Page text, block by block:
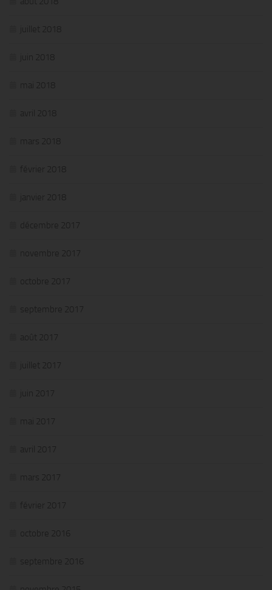
juillet 2018
juin 2018
mai 2018
avril 2018
mars 2018
février 2018
janvier 2018
décembre 2017
novembre 2017
octobre 2017
septembre 2017
août 2017
juillet 2017
juin 2017
mai 2017
avril 2017
mars 2017
février 2017
octobre 2016
septembre 2016